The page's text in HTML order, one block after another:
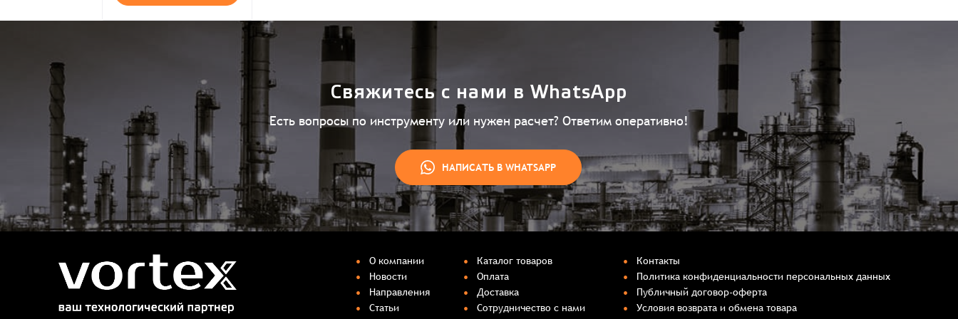
Свяжитесь с нами в WhatsApp
Есть вопросы по инструменту или нужен расчет? Ответим оперативно!
НАПИСАТЬ В WHATSAPP
О компании
Новости
Направления
Статьи
Каталог товаров
Оплата
Доставка
Сотрудничество с нами
Контакты
Политика конфиденциальности персональных данных
Публичный договор-оферта
Условия возврата и обмена товара